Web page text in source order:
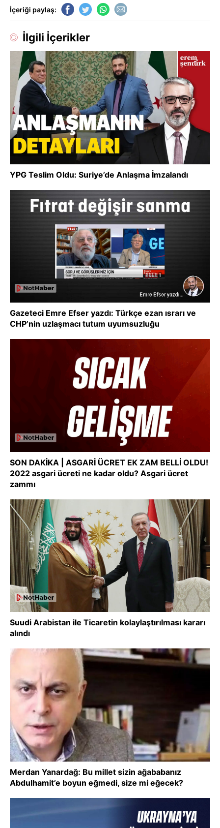
İçeriği paylaş:
İlgili İçerikler
YPG Teslim Oldu: Suriye’de Anlaşma İmzalandı
Gazeteci Emre Efser yazdı: Türkçe ezan ısrarı ve
CHP’nin uzlaşmacı tutum uyumsuzluğu
SON DAKİKA | ASGARİ ÜCRET EK ZAM BELLİ OLDU!
2022 asgari ücreti ne kadar oldu? Asgari ücret
zammı
Suudi Arabistan ile Ticaretin kolaylaştırılması kararı
alındı
Merdan Yanardağ: Bu millet sizin ağababanız
Abdulhamit’e boyun eğmedi, size mi eğecek?